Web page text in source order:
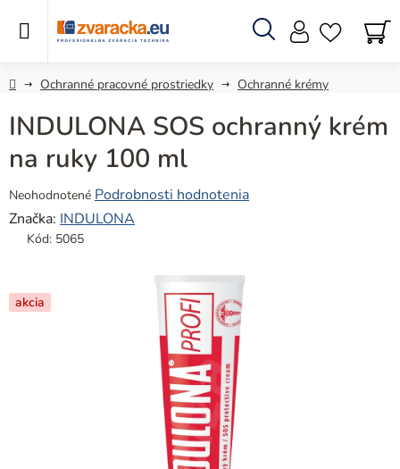
Hľadať
DomovOchranné pracovné prostriedky Ochranné krémy
INDULONA SOS ochranný krém
na ruky 100 ml
Priemerné
hodnotenie
produktu
z
5
Neohodnotené Podrobnosti hodnotenia
Značka: INDULONA
Kód: 5065
akcia